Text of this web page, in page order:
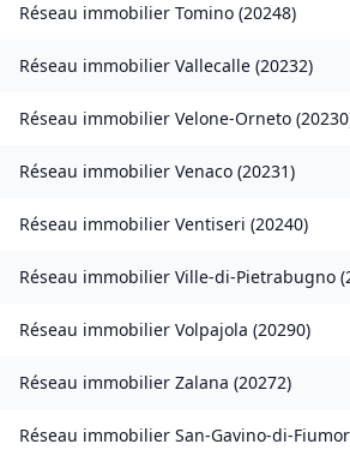
Réseau immobilier Tomino (20248)
Réseau immobilier Vallecalle (20232)
Réseau immobilier Velone-Orneto (20230
Réseau immobilier Venaco (20231)
Réseau immobilier Ventiseri (20240)
Réseau immobilier Ville-di-Pietrabugno (
Réseau immobilier Volpajola (20290)
Réseau immobilier Zalana (20272)
Réseau immobilier San-Gavino-di-